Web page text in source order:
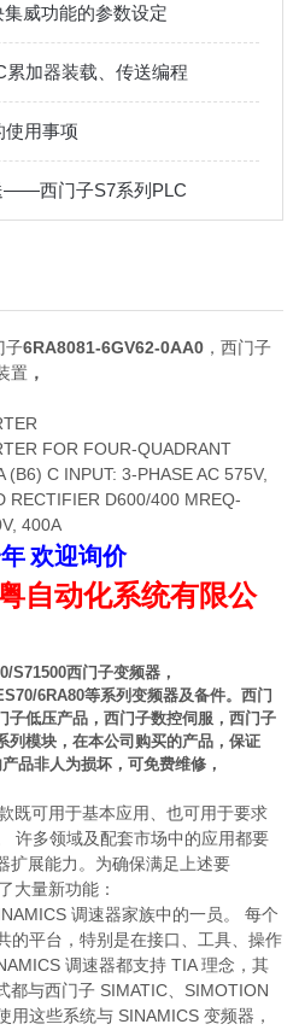
威功能的参数设定
累加器装载、传送编程
使用事项
——西门子S7系列PLC
子6RA8081-6GV62-0AA0 ，西门子
置 ，
FOR FOUR-QUADRANT
C INPUT: 3-PHASE AC 575V,
RECTIFIER D600/400 MREQ-
400A
欢迎询价
自动化系统有限公
S71500西门子变频器，
6RA80等系列变频器及备件。西门
子低压产品，西门子数控伺服，西门子
列模块，在本公司购买的产品，保证
品非人为损坏，可免费维修，
既可用于基本应用、也可用于要求
许多领域及配套市场中的应用都要
扩展能力。为确保满足上述要
大量新功能：
调速器家族中的一员。 每个
的平台，特别是在接口、工具、操作
调速器都支持 TIA 理念，其
都与西门子 SIMATIC、SIMOTION
用这些系统与 SINAMICS 变频器，